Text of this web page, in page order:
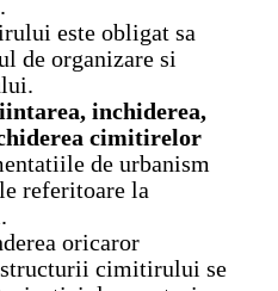
este obligat sa
de organizare si
inchiderea,
cimitirelor
de urbanism
referitoare la
oricaror
cimitirului se